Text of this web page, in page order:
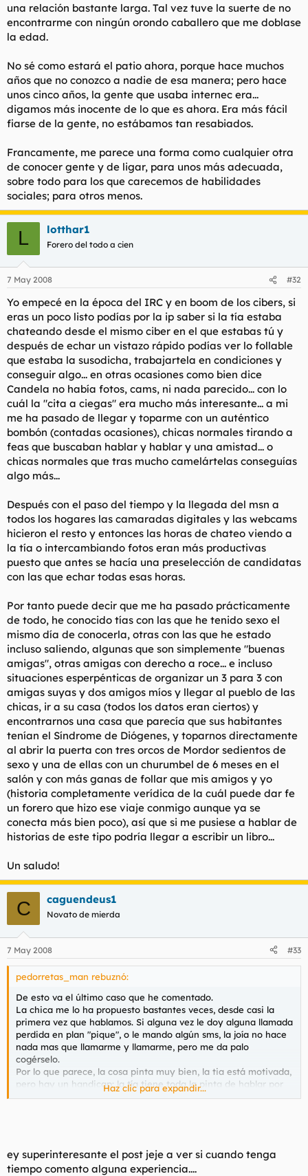
una relación bastante larga. Tal vez tuve la suerte de no
encontrarme con ningún orondo caballero que me doblase
la edad.
No sé como estará el patio ahora, porque hace muchos
años que no conozco a nadie de esa manera; pero hace
unos cinco años, la gente que usaba internec era...
digamos más inocente de lo que es ahora. Era más fácil
fiarse de la gente, no estábamos tan resabiados.
Francamente, me parece una forma como cualquier otra
de conocer gente y de ligar, para unos más adecuada,
sobre todo para los que carecemos de habilidades
sociales; para otros menos.
L lotthar1
Forero del todo a cien
7 May 2008 #32
Yo empecé en la época del IRC y en boom de los cibers, si
eras un poco listo podías por la ip saber si la tía estaba
chateando desde el mismo ciber en el que estabas tú y
después de echar un vistazo rápido podías ver lo follable
que estaba la susodicha, trabajartela en condiciones y
conseguir algo... en otras ocasiones como bien dice
Candela no había fotos, cams, ni nada parecido... con lo
cuál la "cita a ciegas" era mucho más interesante... a mi
me ha pasado de llegar y toparme con un auténtico
bombón (contadas ocasiones), chicas normales tirando a
feas que buscaban hablar y hablar y una amistad... o
chicas normales que tras mucho camelártelas conseguías
algo más...
Después con el paso del tiempo y la llegada del msn a
todos los hogares las camaradas digitales y las webcams
hicieron el resto y entonces las horas de chateo viendo a
la tía o intercambiando fotos eran más productivas
puesto que antes se hacía una preselección de candidatas
con las que echar todas esas horas.
Por tanto puede decir que me ha pasado prácticamente
de todo, he conocido tías con las que he tenido sexo el
mismo día de conocerla, otras con las que he estado
incluso saliendo, algunas que son simplemente "buenas
amigas", otras amigas con derecho a roce... e incluso
situaciones esperpénticas de organizar un 3 para 3 con
amigas suyas y dos amigos míos y llegar al pueblo de las
chicas, ir a su casa (todos los datos eran ciertos) y
encontrarnos una casa que parecía que sus habitantes
tenían el Síndrome de Diógenes, y toparnos directamente
al abrir la puerta con tres orcos de Mordor sedientos de
sexo y una de ellas con un churumbel de 6 meses en el
salón y con más ganas de follar que mis amigos y yo
(historia completamente verídica de la cuál puede dar fe
un forero que hizo ese viaje conmigo aunque ya se
conecta más bien poco), así que si me pusiese a hablar de
historias de este tipo podría llegar a escribir un libro...
Un saludo!
C caguendeus1
Novato de mierda
7 May 2008 #33
pedorretas_man rebuznó:
De esto va el último caso que he comentado.
La chica me lo ha propuesto bastantes veces, desde casi la
primera vez que hablamos. Si alguna vez le doy alguna llamada
perdida en plan "pique", o le mando algún sms, la joía no hace
nada mas que llamarme y llamarme, pero me da palo
cogérselo.
Por lo que parece, la cosa pinta muy bien, la tia está motivada,
pero hay un handicap: la tía tiene toda la pinta de hablar por
los codos, demasiado diría yo. Así que si quedo con ella, me
Habrá que arriesgarse pues.
Haz clic para expandir...
ey superinteresante el post jeje a ver si cuando tenga
tiempo comento alguna experiencia....